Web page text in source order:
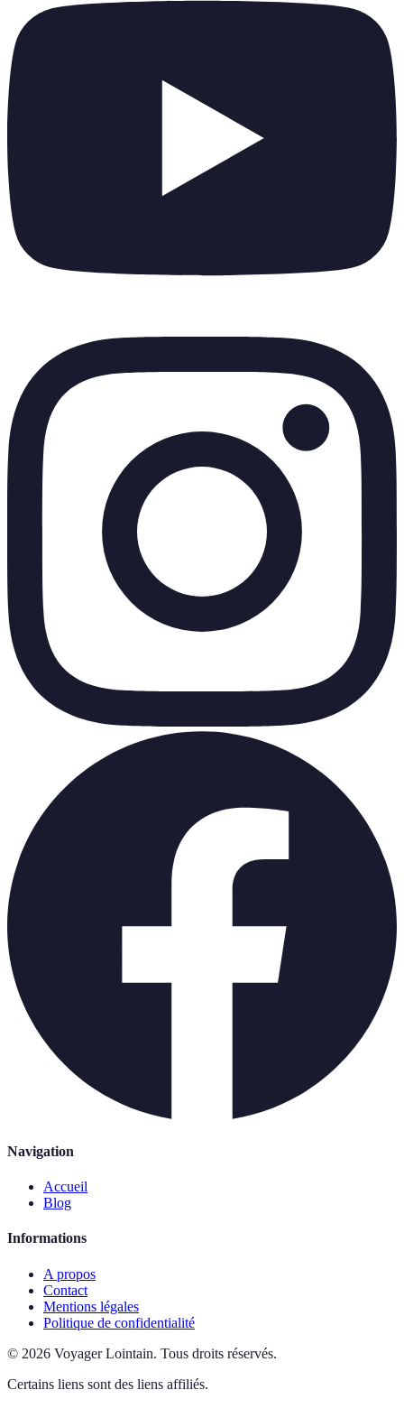
Navigation
Accueil
Blog
Informations
A propos
Contact
Mentions légales
Politique de confidentialité
© 2026 Voyager Lointain. Tous droits réservés.
Certains liens sont des liens affiliés.